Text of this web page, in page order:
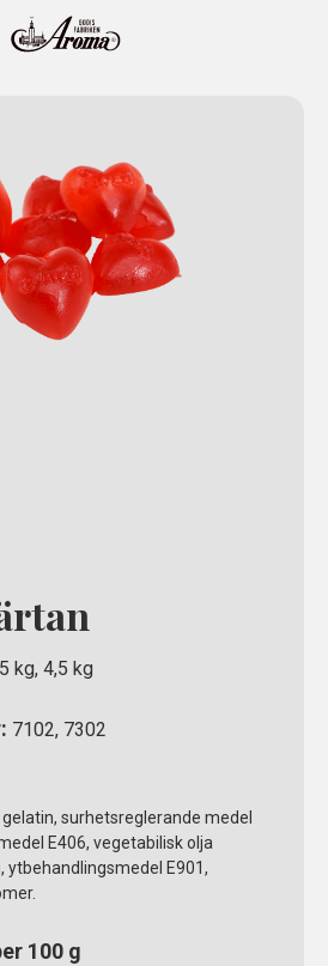
kg, 4,5 kg
7102, 7302
surhetsreglerande medel
E406, vegetabilisk olja
ytbehandlingsmedel E901,
100 g